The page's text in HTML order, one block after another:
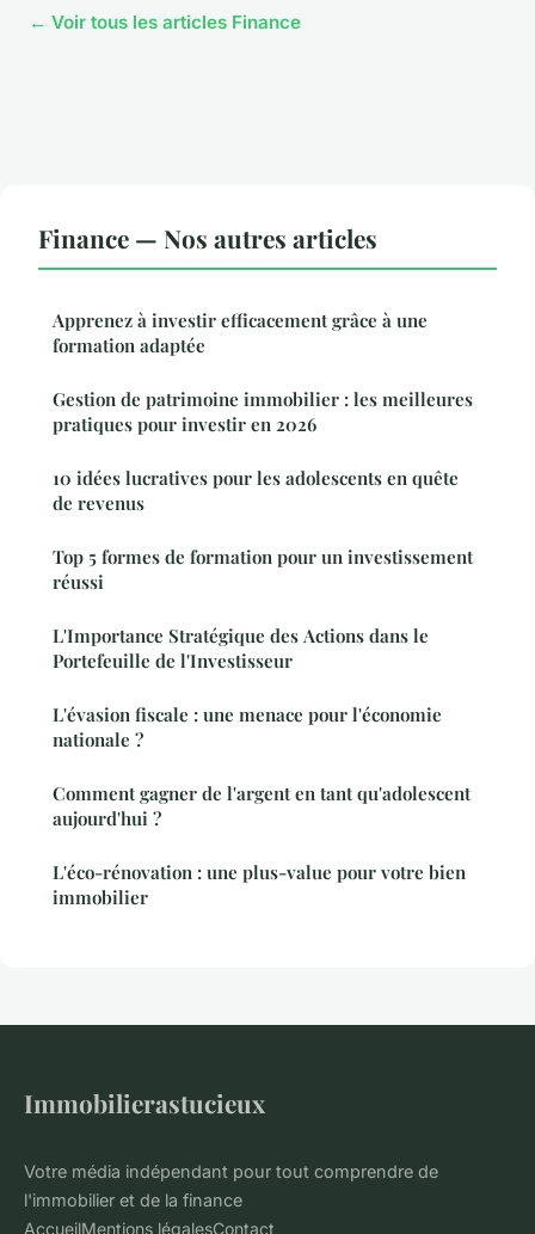
← Voir tous les articles Finance
Finance — Nos autres articles
Apprenez à investir efficacement grâce à une
formation adaptée
Gestion de patrimoine immobilier : les meilleures
pratiques pour investir en 2026
10 idées lucratives pour les adolescents en quête
de revenus
Top 5 formes de formation pour un investissement
réussi
L'Importance Stratégique des Actions dans le
Portefeuille de l'Investisseur
L'évasion fiscale : une menace pour l'économie
nationale ?
Comment gagner de l'argent en tant qu'adolescent
aujourd'hui ?
L'éco-rénovation : une plus-value pour votre bien
immobilier
Immobilierastucieux
Votre média indépendant pour tout comprendre de
l'immobilier et de la finance
AccueilMentions légalesContact